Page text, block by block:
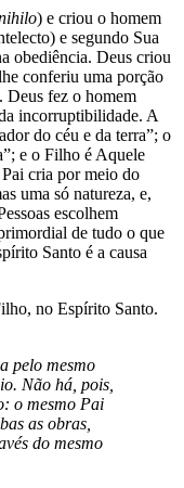
) e criou o homem
e segundo Sua
obediência. Deus criou
conferiu uma porção
Deus fez o homem
incorruptibilidade. A
do céu e da terra”; o
e o Filho é Aquele
cria por meio do
uma só natureza, e,
escolhem
de tudo o que
Santo é a causa
no Espírito Santo.
pelo mesmo
Não há, pois,
o mesmo Pai
as obras,
do mesmo